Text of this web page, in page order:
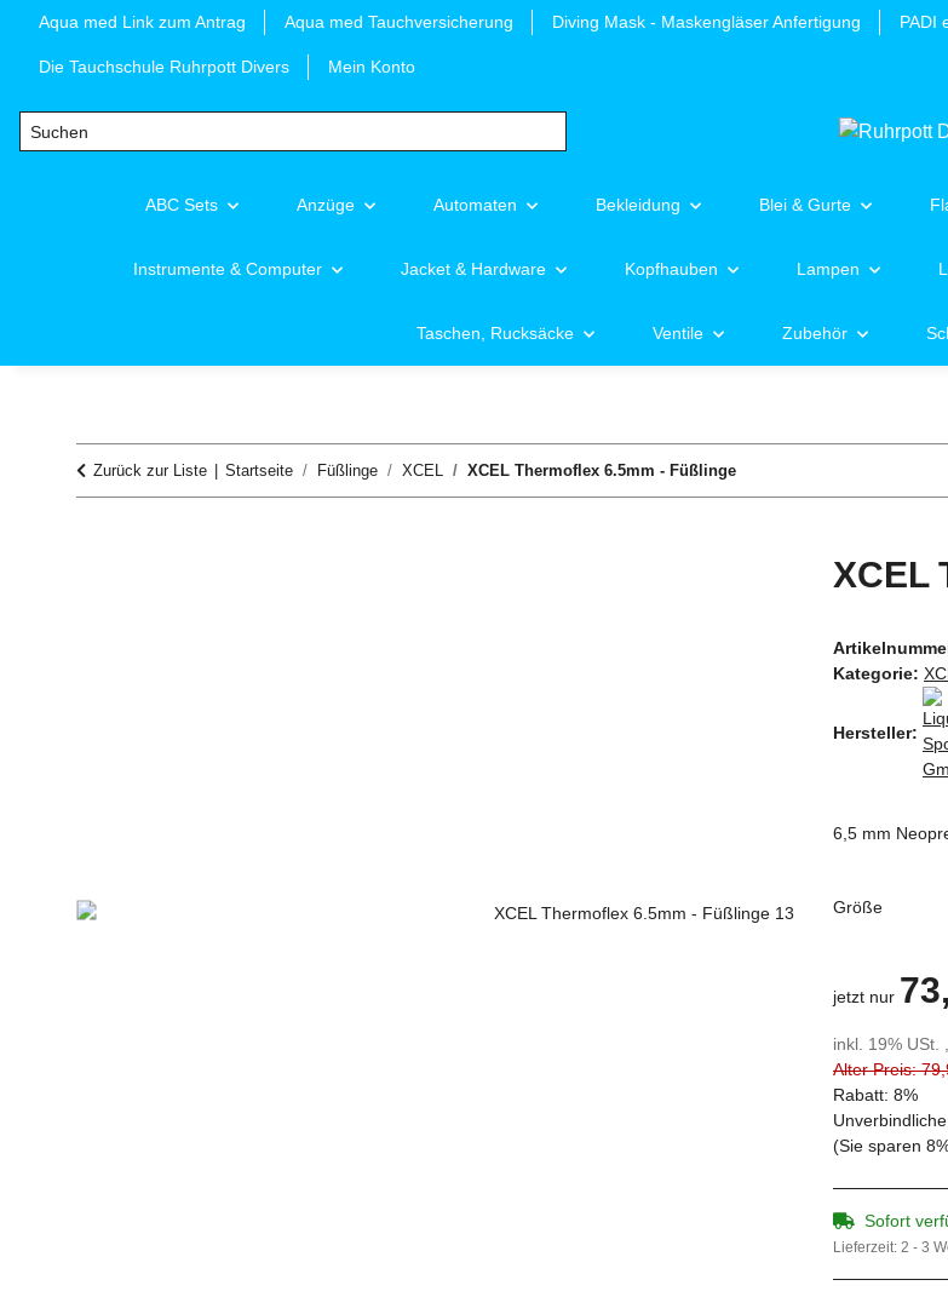
Aqua med Link zum Antrag Aqua med Tauchversicherung Diving Mask - Maskengläser Anfertigung PADI
Die Tauchschule Ruhrpott Divers Mein Konto
ABC Sets Anzüge Automaten Bekleidung Blei & Gurte
Instrumente & Computer Jacket & Hardware Kopfhauben Lampen
Taschen, Rucksäcke Ventile Zubehör
Zurück zur Liste Startseite Füßlinge XCEL XCEL Thermoflex 6.5mm - Füßlinge
XCEL
Kategorie:
Hersteller:
6,5 mm
Größe
jetzt nur
inkl. 19% USt. ,
Alter Preis:
Rabatt: 8%
(Sie sparen
Sofort
Lieferzeit: 2 - 3